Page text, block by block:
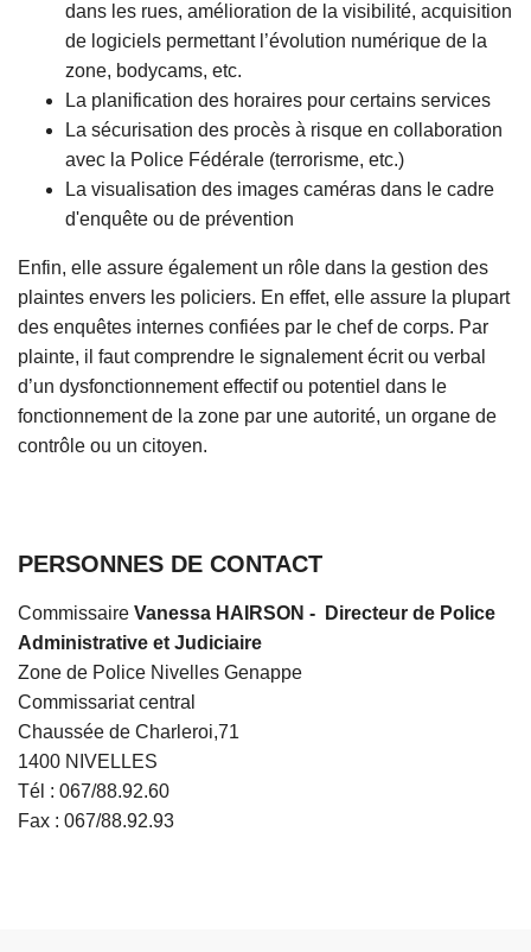
dans les rues, amélioration de la visibilité, acquisition
de logiciels permettant l’évolution numérique de la
zone, bodycams, etc.
La planification des horaires pour certains services
La sécurisation des procès à risque en collaboration
avec la Police Fédérale (terrorisme, etc.)
La visualisation des images caméras dans le cadre
d'enquête ou de prévention
Enfin, elle assure également un rôle dans la gestion des
plaintes envers les policiers. En effet, elle assure la plupart
des enquêtes internes confiées par le chef de corps. Par
plainte, il faut comprendre le signalement écrit ou verbal
d’un dysfonctionnement effectif ou potentiel dans le
fonctionnement de la zone par une autorité, un organe de
contrôle ou un citoyen.
PERSONNES DE CONTACT
Commissaire Vanessa HAIRSON - Directeur de Police
Administrative et Judiciaire
Zone de Police Nivelles Genappe
Commissariat central
Chaussée de Charleroi,71
1400 NIVELLES
Tél : 067/88.92.60
Fax : 067/88.92.93